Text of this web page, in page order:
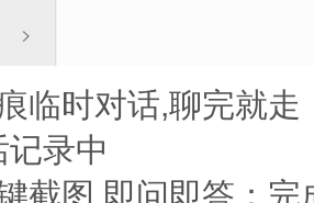
时对话,聊完就走
录中
图,即问即答：完